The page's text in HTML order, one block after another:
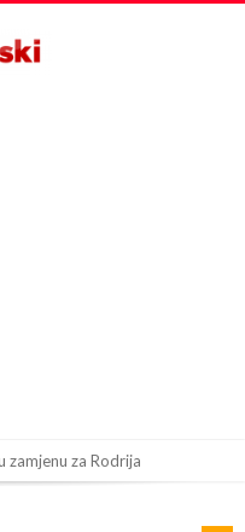
zamjenu za Rodrija